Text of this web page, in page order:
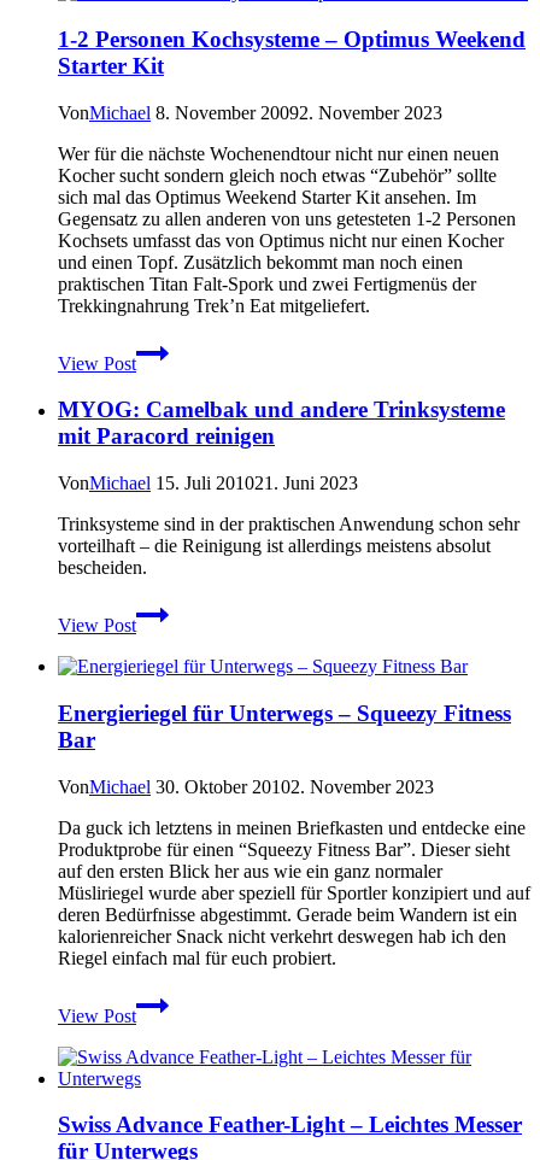
–
GPS
mit
Karten
zum
Wandern
1-2 Personen Kochsysteme – Optimus Weekend
Starter Kit
VonMichael 8. November 20092. November 2023
Wer für die nächste Wochenendtour nicht nur einen neuen
Kocher sucht sondern gleich noch etwas “Zubehör” sollte
sich mal das Optimus Weekend Starter Kit ansehen. Im
Gegensatz zu allen anderen von uns getesteten 1-2 Personen
Kochsets umfasst das von Optimus nicht nur einen Kocher
und einen Topf. Zusätzlich bekommt man noch einen
praktischen Titan Falt-Spork und zwei Fertigmenüs der
Trekkingnahrung Trek’n Eat mitgeliefert.
View Post2
Kochsysteme
–
Weekend
Starter
Kit
MYOG: Camelbak und andere Trinksysteme
mit Paracord reinigen
VonMichael 15. Juli 201021. Juni 2023
Trinksysteme sind in der praktischen Anwendung schon sehr
vorteilhaft – die Reinigung ist allerdings meistens absolut
bescheiden.
View Post
MYOG:
Camelbak
andere
mit
Energieriegel für Unterwegs – Squeezy Fitness
Bar
VonMichael 30. Oktober 20102. November 2023
Da guck ich letztens in meinen Briefkasten und entdecke eine
Produktprobe für einen “Squeezy Fitness Bar”. Dieser sieht
auf den ersten Blick her aus wie ein ganz normaler
Müsliriegel wurde aber speziell für Sportler konzipiert und auf
deren Bedürfnisse abgestimmt. Gerade beim Wandern ist ein
kalorienreicher Snack nicht verkehrt deswegen hab ich den
Riegel einfach mal für euch probiert.
View Post
Energieriegel
für
–
Squeezy
Bar
Swiss Advance Feather-Light – Leichtes Messer
für Unterwegs